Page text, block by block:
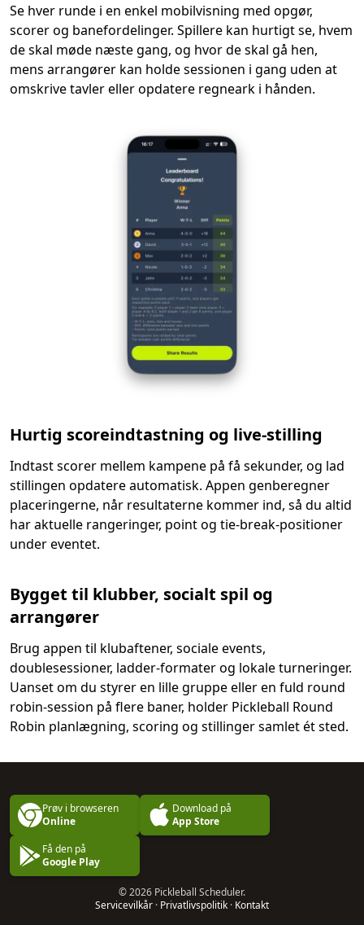
Se hver runde i en enkel mobilvisning med opgør,
scorer og banefordelinger. Spillere kan hurtigt se, hvem
de skal møde næste gang, og hvor de skal gå hen,
mens arrangører kan holde sessionen i gang uden at
omskrive tavler eller opdatere regneark i hånden.
Hurtig scoreindtastning og live-stilling
Indtast scorer mellem kampene på få sekunder, og lad
stillingen opdatere automatisk. Appen genberegner
placeringerne, når resultaterne kommer ind, så du altid
har aktuelle rangeringer, point og tie-break-positioner
under eventet.
Bygget til klubber, socialt spil og
arrangører
Brug appen til klubaftener, sociale events,
doublesessioner, ladder-formater og lokale turneringer.
Uanset om du styrer en lille gruppe eller en fuld round
robin-session på flere baner, holder Pickleball Round
Robin planlægning, scoring og stillinger samlet ét sted.
Prøv i browseren
Online
Download på
App Store
Få den på
Google Play
© 2026 Pickleball Scheduler.
Servicevilkår · Privatlivspolitik · Kontakt